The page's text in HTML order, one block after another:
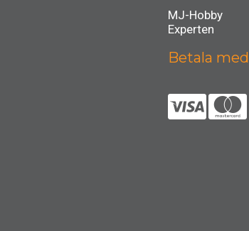
MJ-Hobby
Experten
Betala med